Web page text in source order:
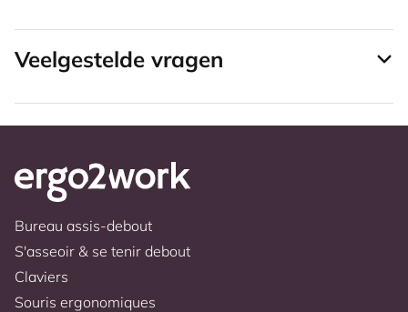
Veelgestelde vragen
Bureau assis-debout
S'asseoir & se tenir debout
Claviers
Souris ergonomiques